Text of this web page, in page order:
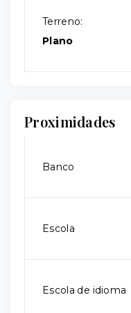
Terreno:
Plano
Proximidades
Banco
Escola
Escola de idioma